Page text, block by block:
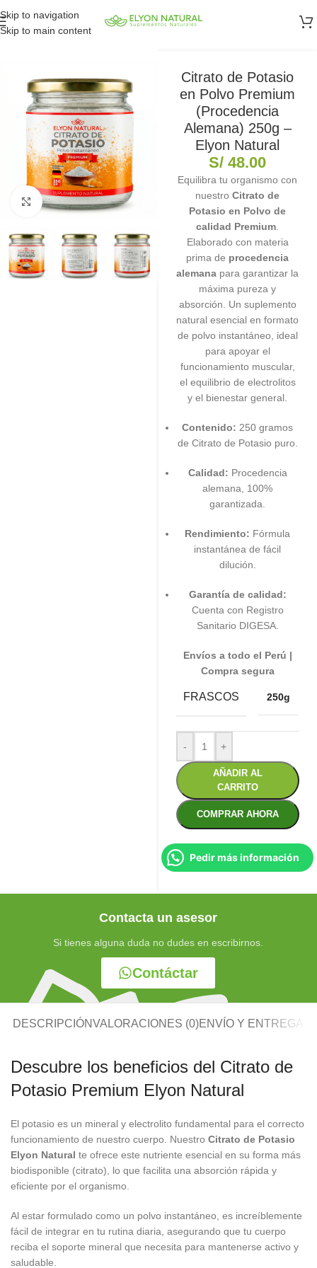
Skip to navigation
Skip to main content
Clic para ampliar
Citrato de Potasio
en Polvo Premium
(Procedencia
Alemana) 250g –
Elyon Natural
S/ 48.00
Equilibra tu organismo con
nuestroCitrato de
Potasio en Polvo de
calidad Premium
Elaborado con materia
prima de procedencia
alemana para garantizar la
máxima pureza y
absorción. Un suplemento
natural esencial en formato
de polvo instantáneo, ideal
para apoyar el
funcionamiento muscular,
el equilibrio de electrolitos
y el bienestar general.
Contenido: 250 gramos
de Citrato de Potasio puro.
Calidad: Procedencia
alemana, 100%
garantizada.
Rendimiento: Fórmula
instantánea de fácil
dilución.
Garantía de calidad:
Cuenta con Registro
Sanitario DIGESA.
Envíos a todo el Perú |
Compra segura
FRASCOS 250g
- +
AÑADIR AL
CARRITO
COMPRAR AHORA
Pedir más información
Contáctar
Contacta un asesor
Si tienes alguna duda no dudes en escribirnos.
DESCRIPCIÓNVALORACIONES (0)ENVÍO Y ENTREGA
Descubre los beneficios del Citrato de
Potasio Premium Elyon Natural
El potasio es un mineral y electrolito fundamental para el correcto
funcionamiento de nuestro cuerpo. Nuestro Citrato de Potasio
Elyon Natural te ofrece este nutriente esencial en su forma más
biodisponible (citrato), lo que facilita una absorción rápida y
eficiente por el organismo.
Al estar formulado como un polvo instantáneo, es increíblemente
fácil de integrar en tu rutina diaria, asegurando que tu cuerpo
reciba el soporte mineral que necesita para mantenerse activo y
saludable.